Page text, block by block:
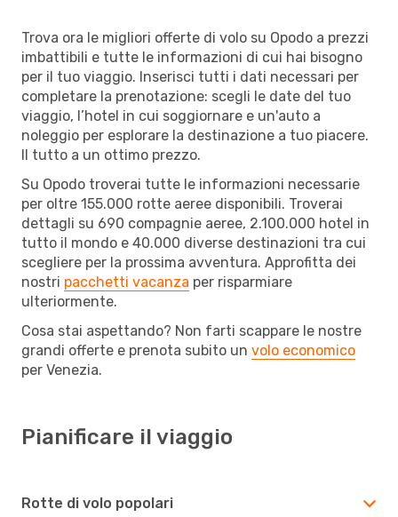
Trova ora le migliori offerte di volo su Opodo a prezzi
imbattibili e tutte le informazioni di cui hai bisogno
per il tuo viaggio. Inserisci tutti i dati necessari per
completare la prenotazione: scegli le date del tuo
viaggio, l’hotel in cui soggiornare e un'auto a
noleggio per esplorare la destinazione a tuo piacere.
Il tutto a un ottimo prezzo.
Su Opodo troverai tutte le informazioni necessarie
per oltre 155.000 rotte aeree disponibili. Troverai
dettagli su 690 compagnie aeree, 2.100.000 hotel in
tutto il mondo e 40.000 diverse destinazioni tra cui
scegliere per la prossima avventura. Approfitta dei
nostri pacchetti vacanza per risparmiare
ulteriormente.
Cosa stai aspettando? Non farti scappare le nostre
grandi offerte e prenota subito un volo economico
per Venezia.
Pianificare il viaggio
Rotte di volo popolari